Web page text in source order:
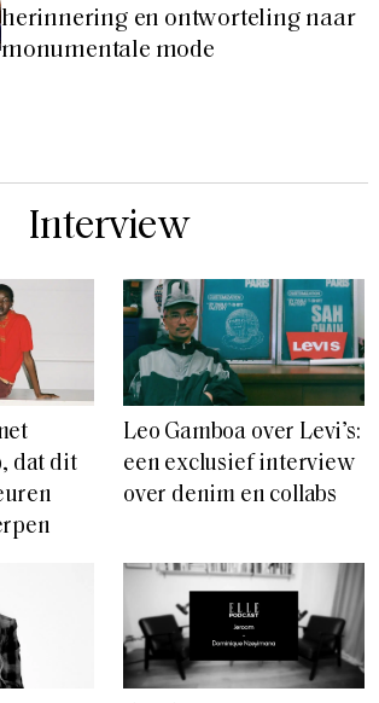
herinnering en ontworteling naar
monumentale mode
Interview
dat dit
Leo Gamboa over Levi’s:
een exclusief interview
over denim en collabs